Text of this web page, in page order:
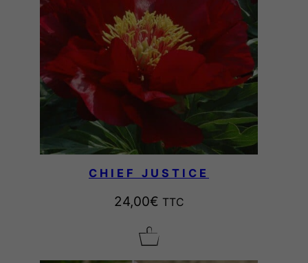
CHIEF JUSTICE
24,00€ TTC